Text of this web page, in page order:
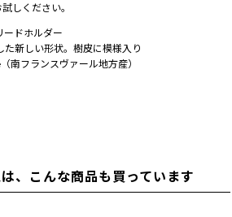
しください。
ードホルダー
新しい形状。樹皮に模様入り
フランスヴァール地方産）
、こんな商品も買っています